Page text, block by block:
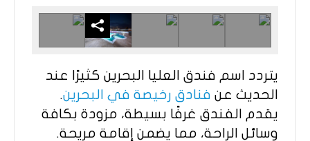
يتردد اسم فندق العليا البحرين كثيرًا عند
الحديث عن فنادق رخيصة في البحرين.
يقدم الفندق غرفًا بسيطة، مزودة بكافة
وسائل الراحة، مما يضمن إقامة مريحة.